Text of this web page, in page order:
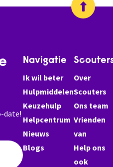
date!
Navigatie
Ik wil beter
Hulpmiddelen
Keuzehulp
Helpcentrum
Nieuws
Blogs
Over
Scouters
Ons team
Vrienden
van
Help ons
ook